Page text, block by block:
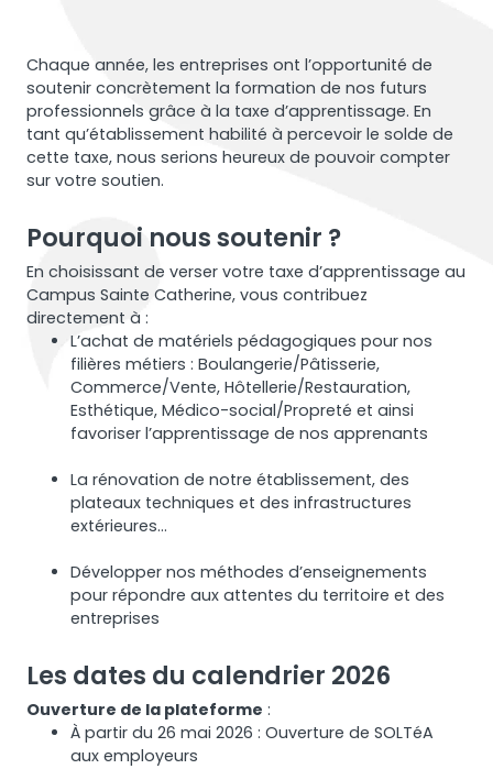
Chaque année, les entreprises ont l’opportunité de
soutenir concrètement la formation de nos futurs
professionnels grâce à la taxe d’apprentissage. En
tant qu’établissement habilité à percevoir le solde de
cette taxe, nous serions heureux de pouvoir compter
sur votre soutien.
Pourquoi nous soutenir ?
En choisissant de verser votre taxe d’apprentissage au
Campus Sainte Catherine, vous contribuez
directement à :
L’achat de matériels pédagogiques pour nos
filières métiers : Boulangerie/Pâtisserie,
Commerce/Vente, Hôtellerie/Restauration,
Esthétique, Médico-social/Propreté et ainsi
favoriser l’apprentissage de nos apprenants
La rénovation de notre établissement, des
plateaux techniques et des infrastructures
extérieures…
Développer nos méthodes d’enseignements
pour répondre aux attentes du territoire et des
entreprises
Les dates du calendrier 2026
Ouverture de la plateforme :
À partir du 26 mai 2026 : Ouverture de SOLTéA
aux employeurs